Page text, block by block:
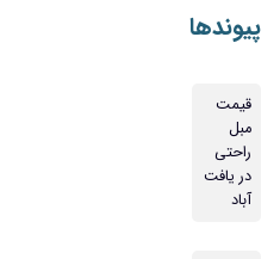
پیوندها
قیمت
مبل
راحتی
در یافت
آباد